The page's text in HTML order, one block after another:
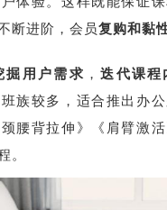
断进阶，会员复购和黏
掘用户需求 ，迭代课程
族较多，适合推出办公
颈腰背拉伸》《肩臂激
。